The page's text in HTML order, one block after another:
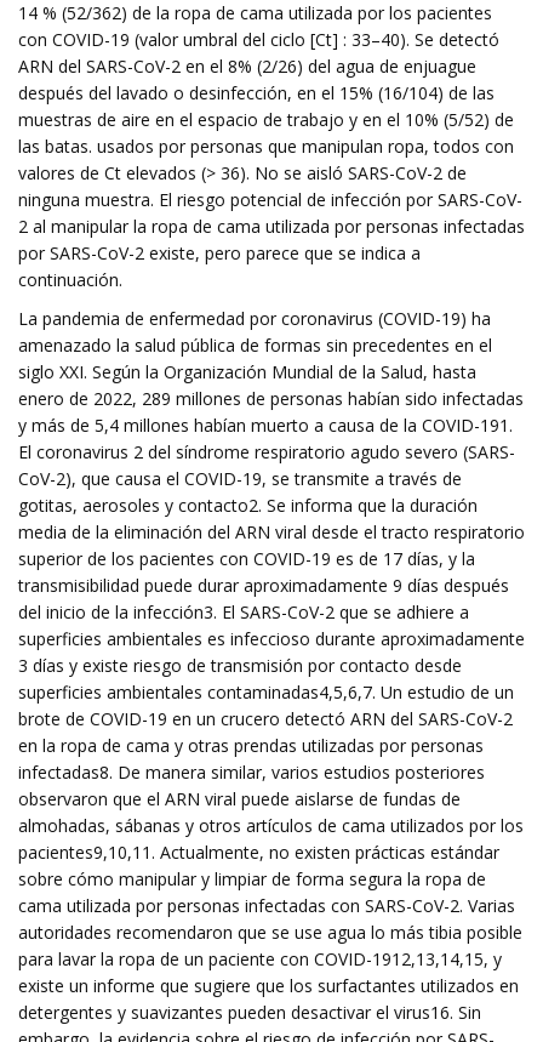
14 % (52/362) de la ropa de cama utilizada por los pacientes
con COVID-19 (valor umbral del ciclo [Ct] : 33–40). Se detectó
ARN del SARS-CoV-2 en el 8% (2/26) del agua de enjuague
después del lavado o desinfección, en el 15% (16/104) de las
muestras de aire en el espacio de trabajo y en el 10% (5/52) de
las batas. usados ​​por personas que manipulan ropa, todos con
valores de Ct elevados (> 36). No se aisló SARS-CoV-2 de
ninguna muestra. El riesgo potencial de infección por SARS-CoV-
2 al manipular la ropa de cama utilizada por personas infectadas
por SARS-CoV-2 existe, pero parece que se indica a
continuación.
La pandemia de enfermedad por coronavirus (COVID-19) ha
amenazado la salud pública de formas sin precedentes en el
siglo XXI. Según la Organización Mundial de la Salud, hasta
enero de 2022, 289 millones de personas habían sido infectadas
y más de 5,4 millones habían muerto a causa de la COVID-191.
El coronavirus 2 del síndrome respiratorio agudo severo (SARS-
CoV-2), que causa el COVID-19, se transmite a través de
gotitas, aerosoles y contacto2. Se informa que la duración
media de la eliminación del ARN viral desde el tracto respiratorio
superior de los pacientes con COVID-19 es de 17 días, y la
transmisibilidad puede durar aproximadamente 9 días después
del inicio de la infección3. El SARS-CoV-2 que se adhiere a
superficies ambientales es infeccioso durante aproximadamente
3 días y existe riesgo de transmisión por contacto desde
superficies ambientales contaminadas4,5,6,7. Un estudio de un
brote de COVID-19 en un crucero detectó ARN del SARS-CoV-2
en la ropa de cama y otras prendas utilizadas por personas
infectadas8. De manera similar, varios estudios posteriores
observaron que el ARN viral puede aislarse de fundas de
almohadas, sábanas y otros artículos de cama utilizados por los
pacientes9,10,11. Actualmente, no existen prácticas estándar
sobre cómo manipular y limpiar de forma segura la ropa de
cama utilizada por personas infectadas con SARS-CoV-2. Varias
autoridades recomendaron que se use agua lo más tibia posible
para lavar la ropa de un paciente con COVID-1912,13,14,15, y
existe un informe que sugiere que los surfactantes utilizados en
detergentes y suavizantes pueden desactivar el virus16. Sin